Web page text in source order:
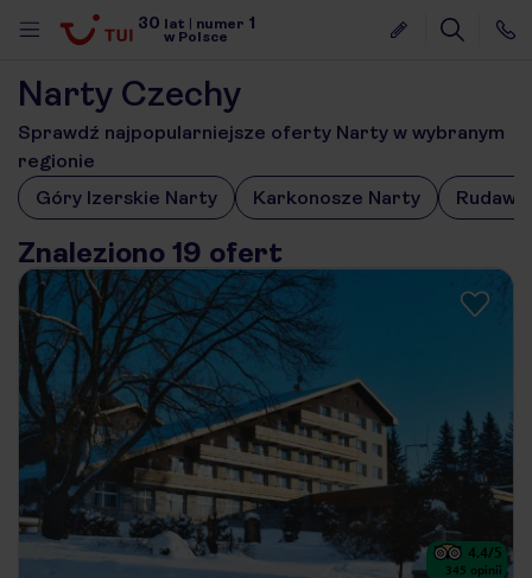
30 lat numer 1
w Polsce
Narty Czechy
Sprawdź najpopularniejsze oferty Narty w wybranym
regionie
Góry Izerskie Narty
Karkonosze Narty
Znaleziono 19 ofert
4.4/5
345 opinii